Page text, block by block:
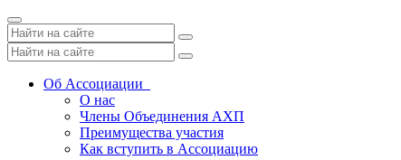
Toggle
navigation
Об Ассоциации
О нас
Члены Объединения АХП
Преимущества участия
Как вступить в Ассоциацию